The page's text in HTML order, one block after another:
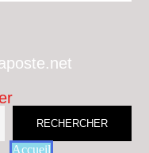
RECHERCHER
Accueil